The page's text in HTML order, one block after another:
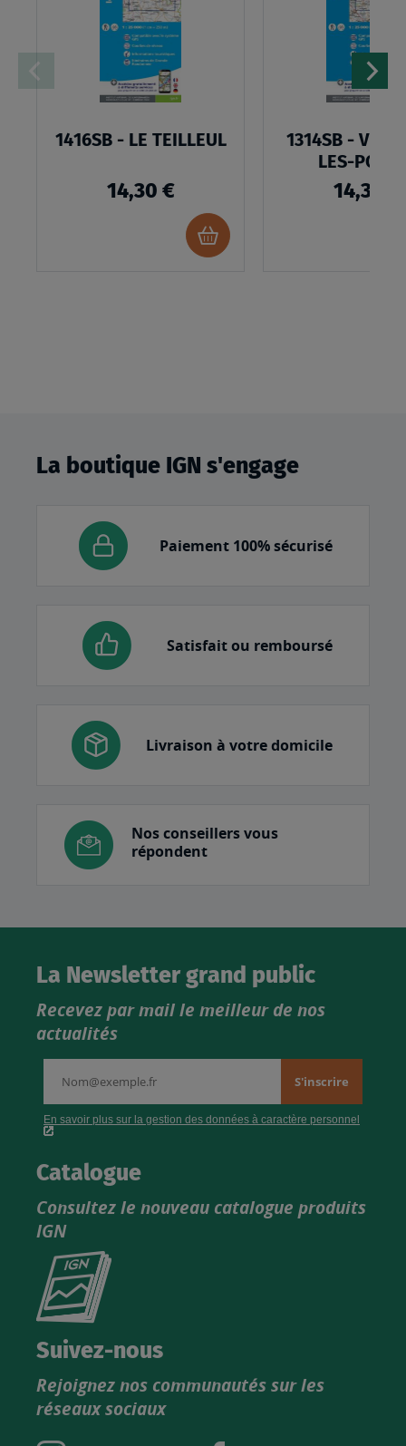
1416SB - LE TEILLEUL
14,30 €
Ajouter
au
1314SB -
LES-
14,30 €
La boutique IGN s'engage
Paiement 100% sécurisé
Satisfait ou remboursé
Livraison à votre domicile
Nos conseillers vous
répondent
La Newsletter grand public
Recevez par mail le meilleur de nos
actualités
Catalogue
Consultez le nouveau catalogue produits
IGN
Consultez
catalogue
IGN
Suivez-nous
Rejoignez nos communautés sur les
réseaux sociaux